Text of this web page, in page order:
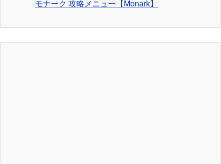
モナーク 攻略メニュー【Monark】